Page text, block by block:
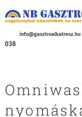
info@gasztroalkatresz.hu
038